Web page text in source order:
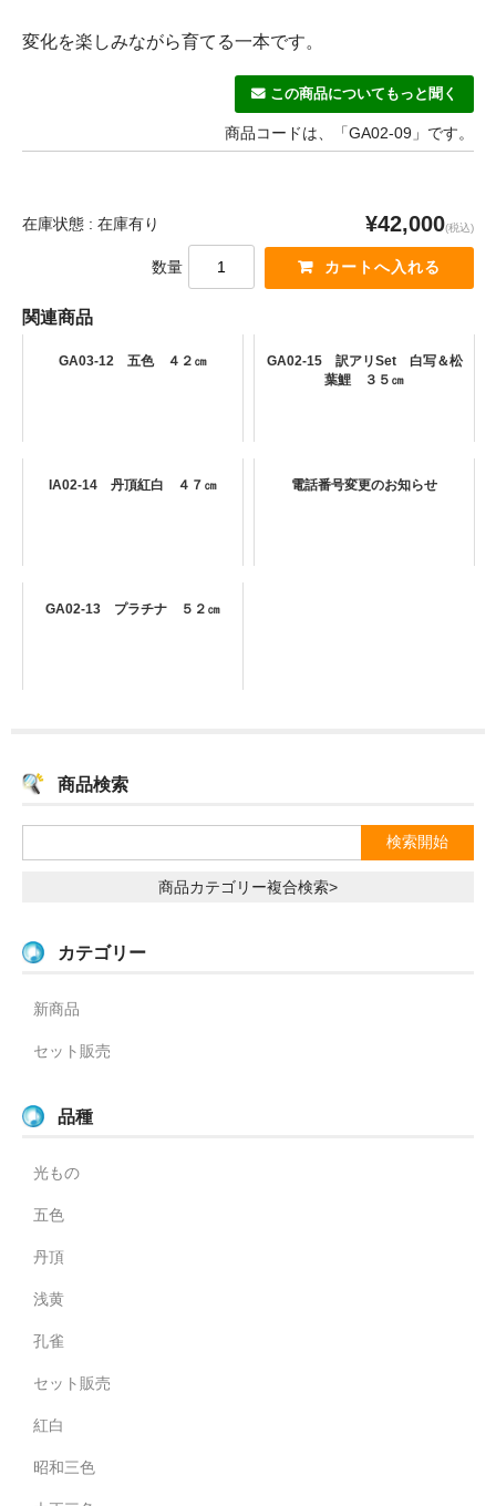
変化を楽しみながら育てる一本です。
この商品についてもっと聞く
商品コードは、「GA02-09」です。
在庫状態 : 在庫有り ¥42,000(税込)
数量
関連商品
GA03-12 五色 ４２㎝
GA02-15 訳アリSet 白写＆松
葉鯉 ３５㎝
IA02-14 丹頂紅白 ４７㎝ 電話番号変更のお知らせ
GA02-13 プラチナ ５２㎝
商品検索
商品カテゴリー複合検索>
カテゴリー
新商品
セット販売
品種
光もの
五色
丹頂
浅黄
孔雀
セット販売
紅白
昭和三色